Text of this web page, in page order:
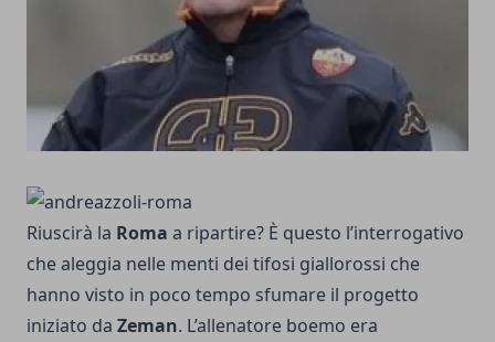
Riuscirà la Roma a ripartire? È questo l’interrogativo
che aleggia nelle menti dei tifosi giallorossi che
hanno visto in poco tempo sfumare il progetto
iniziato da Zeman. L’allenatore boemo era